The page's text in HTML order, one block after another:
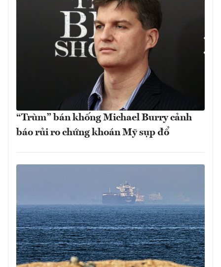
“Trùm” bán khống Michael Burry cảnh
báo rủi ro chứng khoán Mỹ sụp đổ